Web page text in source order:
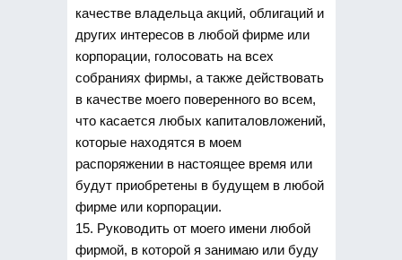
качестве владельца акций, облигаций и
других интересов в любой фирме или
корпорации, голосовать на всех
собраниях фирмы, а также действовать
в качестве моего поверенного во всем,
что касается любых капиталовложений,
которые находятся в моем
распоряжении в настоящее время или
будут приобретены в будущем в любой
фирме или корпорации.
15. Руководить от моего имени любой
фирмой, в которой я занимаю или буду